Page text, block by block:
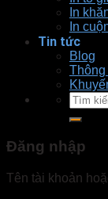
In
In
Tin tức
Blog
Thông
Tìm
kiếm:
Đăng nhập
Tên tài khoản